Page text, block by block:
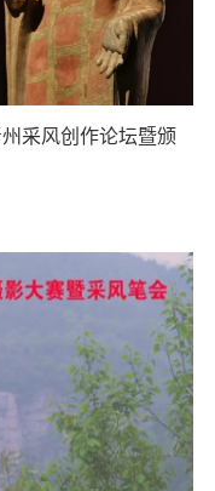
采风创作论坛暨颁